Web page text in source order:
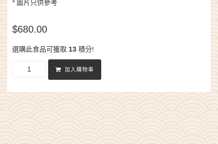
* 圖片只供參考
$680.00
選購此食品可獲取 13 積分!
加入購物車